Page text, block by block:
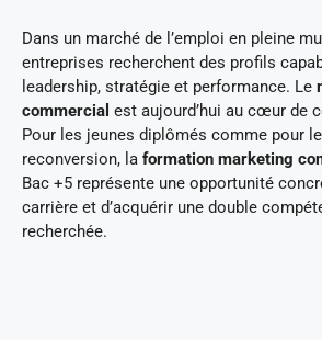
Dans un marché de l’emploi en pleine
entreprises recherchent des profils
leadership, stratégie et performance. Le
commercial est aujourd’hui au cœur de
Pour les jeunes diplômés comme pour
reconversion, la formation marketing
Bac +5 représente une opportunité
carrière et d’acquérir une double
recherchée.